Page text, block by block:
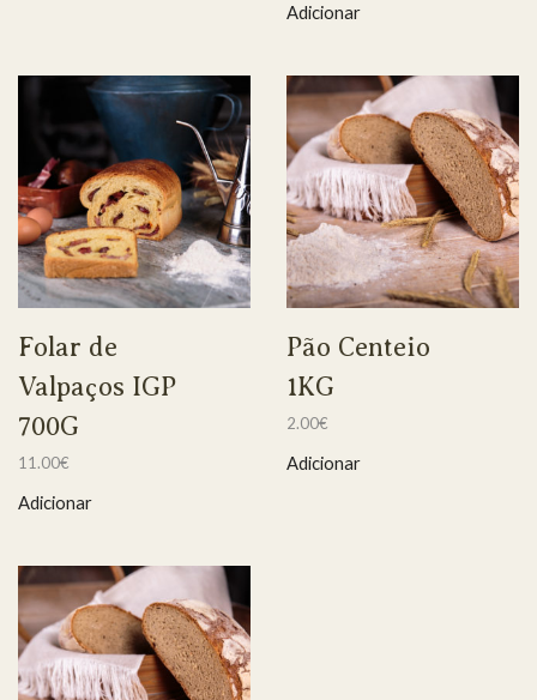
Adicionar
Folar de
Valpaços IGP
700G
11.00€
Adicionar
Pão Centeio
1KG
2.00€
Adicionar